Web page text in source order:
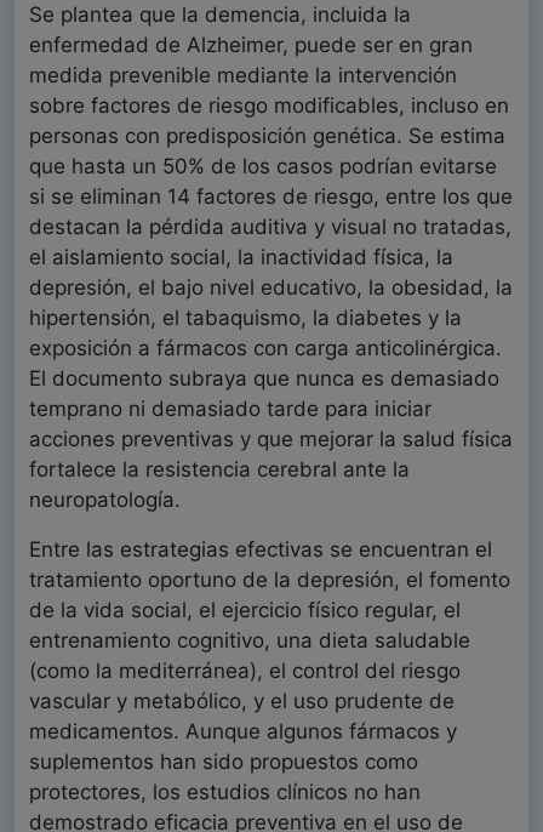
Se plantea que la demencia, incluida la
enfermedad de Alzheimer, puede ser en gran
medida prevenible mediante la intervención
sobre factores de riesgo modificables, incluso en
personas con predisposición genética. Se estima
que hasta un 50% de los casos podrían evitarse
si se eliminan 14 factores de riesgo, entre los que
destacan la pérdida auditiva y visual no tratadas,
el aislamiento social, la inactividad física, la
depresión, el bajo nivel educativo, la obesidad, la
hipertensión, el tabaquismo, la diabetes y la
exposición a fármacos con carga anticolinérgica.
El documento subraya que nunca es demasiado
temprano ni demasiado tarde para iniciar
acciones preventivas y que mejorar la salud física
fortalece la resistencia cerebral ante la
neuropatología.
Entre las estrategias efectivas se encuentran el
tratamiento oportuno de la depresión, el fomento
de la vida social, el ejercicio físico regular, el
entrenamiento cognitivo, una dieta saludable
(como la mediterránea), el control del riesgo
vascular y metabólico, y el uso prudente de
medicamentos. Aunque algunos fármacos y
suplementos han sido propuestos como
protectores, los estudios clínicos no han
demostrado eficacia preventiva en el uso de